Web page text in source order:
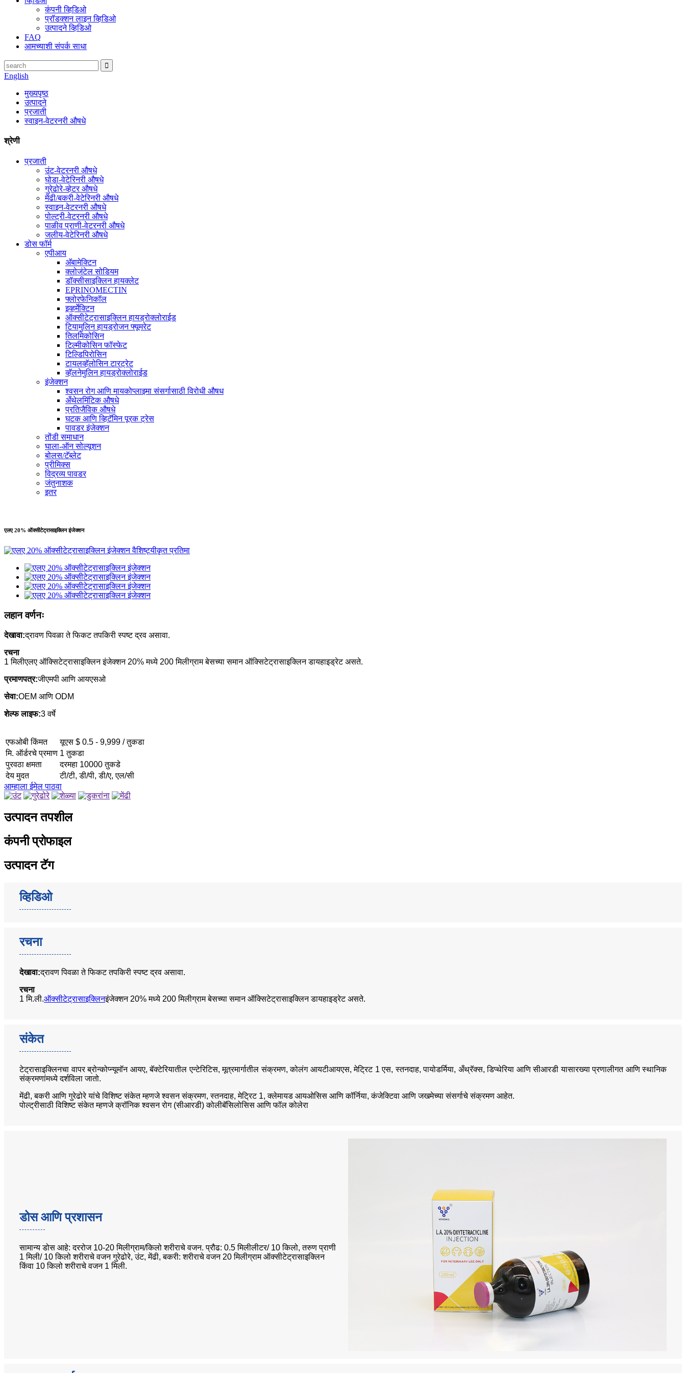
कंपनी व्हिडिओ
प्रॉडक्शन लाइन व्हिडिओ
उत्पादने व्हिडिओ
FAQ
आमच्याशी संपर्क साधा
English
मुख्यपृष्ठ
उत्पादने
प्रजाती
स्वाइन-वेटरनरी औषधे
श्रेणी
प्रजाती
उंट-वेटरनरी औषधे
घोडा-वेटेरिनरी औषधे
गुरेढोरे-व्हेटर औषधे
मेंढी/बकरी-वेटेरिनरी औषधे
स्वाइन-वेटरनरी औषधे
पोल्ट्री-वेटरनरी औषधे
पाळीव प्राणी-वेटरनरी औषधे
जलीय-वेटेरिनरी औषधे
डोस फॉर्म
एपीआय
अ‍ॅबामेक्टिन
क्लोजंटेल सोडियम
डॉक्सीसाइक्लिन हायक्लेट
EPRINOMECTIN
फ्लोरफेनिकॉल
इव्हर्मेक्टिन
ऑक्सीटेट्रासाइक्लिन हायड्रोक्लोराईड
टियामुलिन हायड्रोजन फ्यूमरेट
तिलमिकोसिन
टिल्मीकोसिन फॉस्फेट
टिल्डिपिरोसिन
टायलव्हॅलोसिन टारट्रेट
व्हॅलनेमुलिन हायड्रोक्लोराईड
इंजेक्शन
श्वसन रोग आणि मायकोप्लाझ्मा संसर्गासाठी विरोधी औषध
अँथेलमिंटिक औषधे
प्रतिजैविक औषधे
घटक आणि व्हिटॅमिन पूरक ट्रेस
पावडर इंजेक्शन
तोंडी समाधान
घाला-ऑन सोल्यूशन
बोलस/टॅब्लेट
प्रीमिक्स
विद्रव्य पावडर
जंतुनाशक
इतर
एलए 20% ऑक्सीटेट्रासाइक्लिन इंजेक्शन
लहान वर्णनः
देखावा:द्रावण पिवळा ते फिकट तपकिरी स्पष्ट द्रव असावा.
रचना
1 मिलीएलए ऑक्सिटेट्रासाइक्लिन इंजेक्शन 20% मध्ये 200 मिलीग्राम बेसच्या समान ऑक्सिटेट्रासाइक्लिन डायहाइड्रेट असते.
प्रमाणपत्र:जीएमपी आणि आयएसओ
सेवा:OEM आणि ODM
शेल्फ लाइफ:3 वर्षे
एफओबी किंमत
यूएस $ 0.5 - 9,999 / तुकडा
मि. ऑर्डरचे प्रमाण 1 तुकडा
पुरवठा क्षमता
दरमहा 10000 तुकडे
देय मुदत
टी/टी, डी/पी, डी/ए, एल/सी
आम्हाला ईमेल पाठवा
उत्पादन तपशील
कंपनी प्रोफाइल
उत्पादन टॅग
व्हिडिओ
रचना
देखावा:द्रावण पिवळा ते फिकट तपकिरी स्पष्ट द्रव असावा.
रचना
1 मि.ली.ऑक्सीटेट्रासाइक्लिनइंजेक्शन 20% मध्ये 200 मिलीग्राम बेसच्या समान ऑक्सिटेट्रासाइक्लिन डायहाइड्रेट असते.
संकेत
टेट्रासाइक्लिनचा वापर ब्रोन्कोप्न्यूमॉन आयए, बॅक्टेरियातील एन्टेरिटिस, मूत्रमार्गातील संक्रमण, कोलंग आयटीआयएस, मेट्रिट 1 एस, स्तनदाह, पायोडर्मिया, अँथ्रॅक्स, डिप्थेरिया आणि सीआरडी यासारख्या प्रणालीगत आणि स्थानिक
संक्रमणांमध्ये दर्शविला जातो.
मेंढी, बकरी आणि गुरेढोरे यांचे विशिष्ट संकेत म्हणजे श्वसन संक्रमण, स्तनदाह, मेट्रिट 1, क्लेमायड आयओसिस आणि कॉर्निया, कंजेक्टिवा आणि जखमेच्या संसर्गाचे संक्रमण आहेत.
पोल्ट्रीसाठी विशिष्ट संकेत म्हणजे क्रॉनिक श्वसन रोग (सीआरडी) कोलीबॅसिलोसिस आणि फॉल कोलेरा
डोस आणि प्रशासन
सामान्य डोस आहे: दररोज 10-20 मिलीग्राम/किलो शरीराचे वजन. प्रौढ: 0.5 मिलीलीटर/ 10 किलो, तरुण प्राणी
1 मिली/ 10 किलो शरीराचे वजन गुरेढोरे, उंट, मेंढी, बकरी: शरीराचे वजन 20 मिलीग्राम ऑक्सीटेट्रासाइक्लिन
किंवा 10 किलो शरीराचे वजन 1 मिली.